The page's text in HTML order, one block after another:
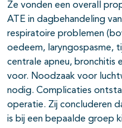
Ze vonden een overall
ATE in dagbehandeling
respiratoire problemen
oedeem, laryngospasme,
centrale apneu, bronchitis
voor. Noodzaak voor
nodig. Complicaties
operatie. Zij concluderen
is bij een bepaalde groep